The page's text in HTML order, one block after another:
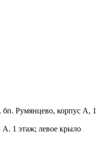
Румянцево, корпус А, 1
А. 1 этаж; левое крыло